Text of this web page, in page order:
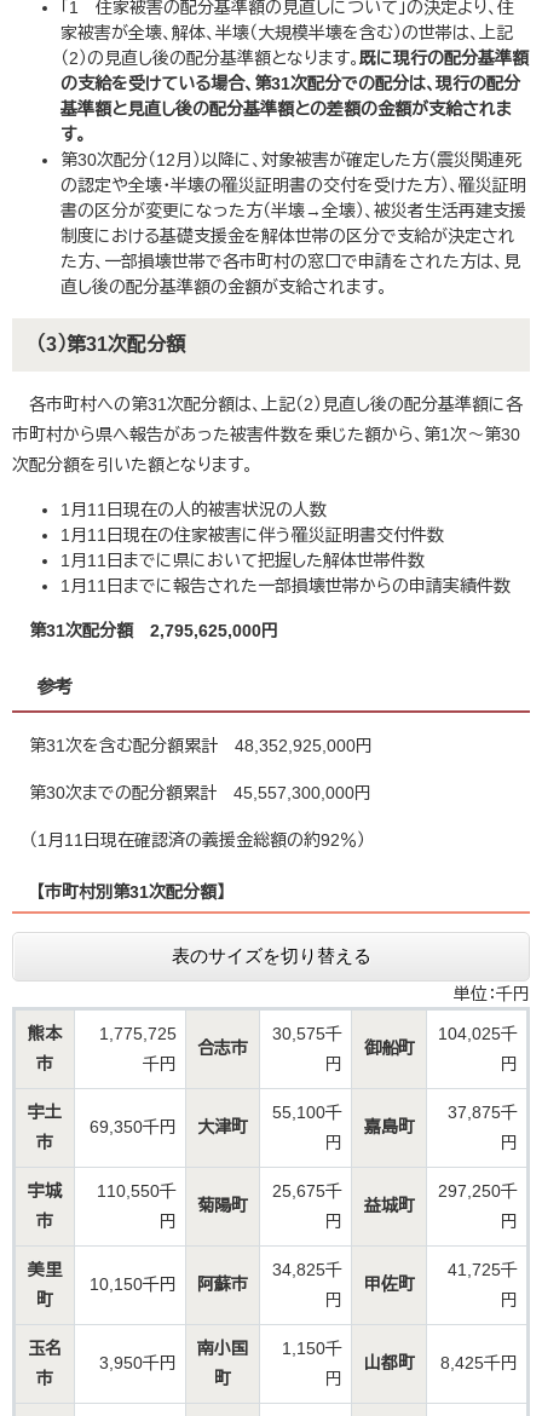
「1 住家被害の配分基準額の見直しについて」の決定より、住
家被害が全壊、解体、半壊（大規模半壊を含む）の世帯は、上記
（2）の見直し後の配分基準額となります。既に現行の配分基準額
の支給を受けている場合、第31次配分での配分は、現行の配分
基準額と見直し後の配分基準額との差額の金額が支給されま
す。
第30次配分（12月）以降に、対象被害が確定した方（震災関連死
の認定や全壊・半壊の罹災証明書の交付を受けた方）、罹災証明
書の区分が変更になった方（半壊→全壊）、被災者生活再建支援
制度における基礎支援金を解体世帯の区分で支給が決定され
た方、一部損壊世帯で各市町村の窓口で申請をされた方は、見
直し後の配分基準額の金額が支給されます。
（3）第31次配分額
各市町村への第31次配分額は、上記（2）見直し後の配分基準額に各
市町村から県へ報告があった被害件数を乗じた額から、第1次～第30
次配分額を引いた額となります。
1月11日現在の人的被害状況の人数
1月11日現在の住家被害に伴う罹災証明書交付件数
1月11日までに県において把握した解体世帯件数
1月11日までに報告された一部損壊世帯からの申請実績件数
第31次配分額 2,795,625,000円
参考
第31次を含む配分額累計 48,352,925,000円
第30次までの配分額累計 45,557,300,000円
（1月11日現在確認済の義援金総額の約92％）
【市町村別第31次配分額】
表のサイズを切り替える
単位：千円
熊本
市
1,775,725
千円
合志市
30,575千
円
御船町
104,025千
円
宇土
市
69,350千円 大津町
55,100千
円
嘉島町
37,875千
円
宇城
市
110,550千
円
菊陽町
25,675千
円
益城町
297,250千
円
美里
町
10,150千円 阿蘇市
34,825千
円
甲佐町
41,725千
円
玉名
市
3,950千円
南小国
町
1,150千
円
山都町 8,425千円